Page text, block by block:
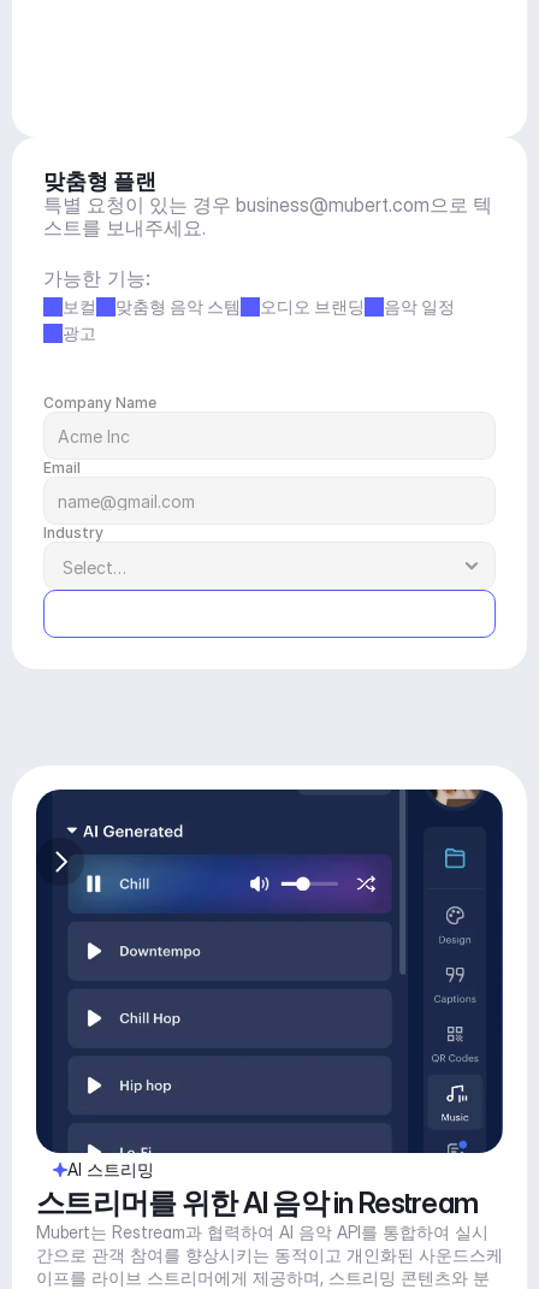
맞춤형 플랜
특별 요청이 있는 경우 business@mubert.com으로 텍
스트를 보내주세요.
가능한 기능:
보컬 맞춤형 음악 스템 오디오 브랜딩
음악 일정
광고
Company Name
Email
Industry
AI 스트리밍
스트리머를 위한 AI 음악 in Restream
Mubert는 Restream과 협력하여 AI 음악 API를 통합하여 실시
간으로 관객 참여를 향상시키는 동적이고 개인화된 사운드스케
이프를 라이브 스트리머에게 제공하며, 스트리밍 콘텐츠와 분